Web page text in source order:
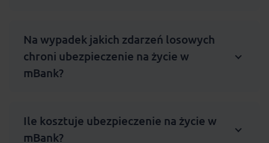
Na wypadek jakich zdarzeń losowych
chroni ubezpieczenie na życie w
mBank?
Ile kosztuje ubezpieczenie na życie w
mBank?